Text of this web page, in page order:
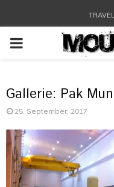
PRIMARY
Gallerie: Pak
25. September, 2017